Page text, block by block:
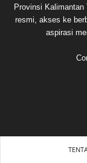
Provinsi
resmi, akses ke
aspirasi